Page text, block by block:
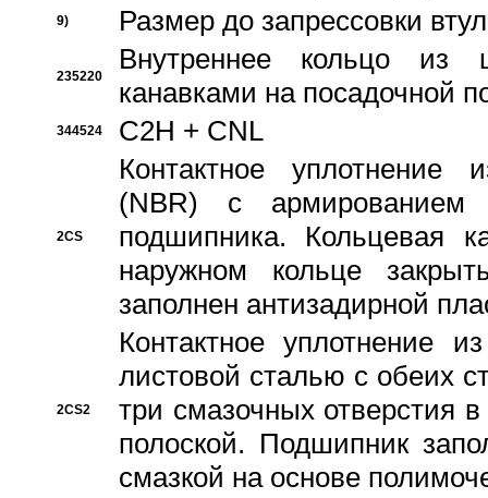
9) Размер до запрессовки
235220
Внутреннее кольцо из
канавками на посадочной
344524 C2H + CNL
2CS
Контактное уплотнение
(NBR) с
подшипника. Кольцевая
наружном кольце
заполнен антизадирной
2CS2
Контактное уплотнение
листовой сталью с обеих
три смазочных отверстия
полоской. Подшипник
смазкой на основе